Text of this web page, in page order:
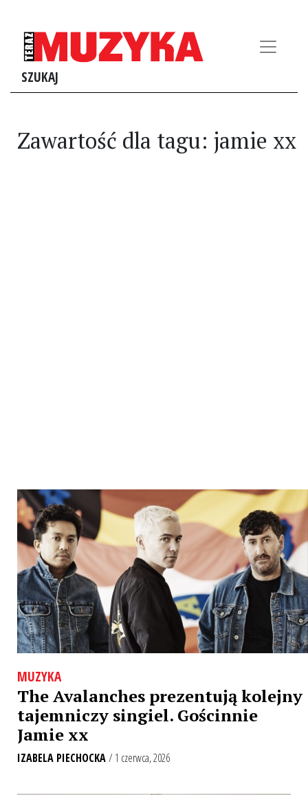
SZUKAJ
Zawartość dla tagu: jamie xx
MUZYKA
The Avalanches prezentują kolejny
tajemniczy singiel. Gościnnie
Jamie xx
IZABELA PIECHOCKA/ 1 czerwca, 2026